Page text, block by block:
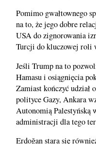
Pomimo gwałtownego
na to, że jego dobre
USA do zignorowania
Turcji do kluczowej roli
Jeśli Trump na to
Hamasu i osiągnięcia
Zamiast kończyć
polityce Gazy, Ankara
Autonomią Palestyńską
administracji dla tego
Erdoğan stara się